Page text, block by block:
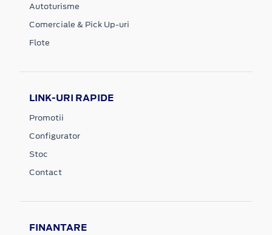
Autoturisme
Comerciale & Pick Up-uri
Flote
LINK-URI RAPIDE
Promotii
Configurator
Stoc
Contact
FINANTARE